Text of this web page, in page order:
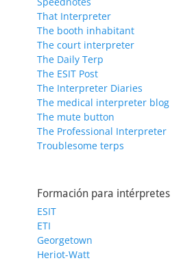
That Interpreter
The booth inhabitant
The court interpreter
The Daily Terp
The ESIT Post
The Interpreter Diaries
The medical interpreter blog
The mute button
The Professional Interpreter
Troublesome terps
Formación para intérpretes
ESIT
ETI
Georgetown
Heriot-Watt